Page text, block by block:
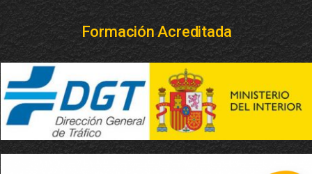
Formación Acreditada